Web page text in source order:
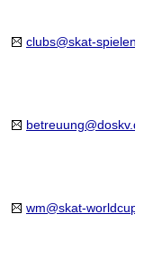
clubs@skat-
wm@skat-